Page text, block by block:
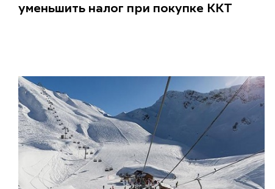
уменьшить налог при покупке ККТ